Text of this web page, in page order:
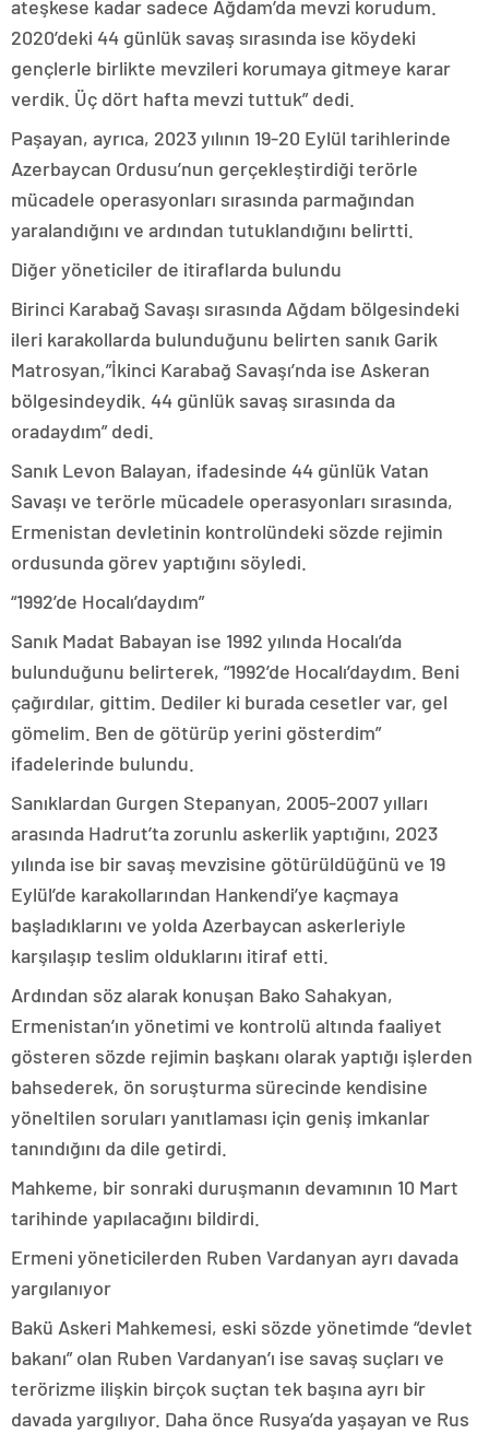
ateşkese kadar sadece Ağdam’da mevzi korudum.
2020’deki 44 günlük savaş sırasında ise köydeki
gençlerle birlikte mevzileri korumaya gitmeye karar
verdik. Üç dört hafta mevzi tuttuk” dedi.
Paşayan, ayrıca, 2023 yılının 19-20 Eylül tarihlerinde
Azerbaycan Ordusu’nun gerçekleştirdiği terörle
mücadele operasyonları sırasında parmağından
yaralandığını ve ardından tutuklandığını belirtti.
Diğer yöneticiler de itiraflarda bulundu
Birinci Karabağ Savaşı sırasında Ağdam bölgesindeki
ileri karakollarda bulunduğunu belirten sanık Garik
Matrosyan,”İkinci Karabağ Savaşı’nda ise Askeran
bölgesindeydik. 44 günlük savaş sırasında da
oradaydım” dedi.
Sanık Levon Balayan, ifadesinde 44 günlük Vatan
Savaşı ve terörle mücadele operasyonları sırasında,
Ermenistan devletinin kontrolündeki sözde rejimin
ordusunda görev yaptığını söyledi.
“1992’de Hocalı’daydım”
Sanık Madat Babayan ise 1992 yılında Hocalı’da
bulunduğunu belirterek, “1992’de Hocalı’daydım. Beni
çağırdılar, gittim. Dediler ki burada cesetler var, gel
gömelim. Ben de götürüp yerini gösterdim”
ifadelerinde bulundu.
Sanıklardan Gurgen Stepanyan, 2005-2007 yılları
arasında Hadrut’ta zorunlu askerlik yaptığını, 2023
yılında ise bir savaş mevzisine götürüldüğünü ve 19
Eylül’de karakollarından Hankendi’ye kaçmaya
başladıklarını ve yolda Azerbaycan askerleriyle
karşılaşıp teslim olduklarını itiraf etti.
Ardından söz alarak konuşan Bako Sahakyan,
Ermenistan’ın yönetimi ve kontrolü altında faaliyet
gösteren sözde rejimin başkanı olarak yaptığı işlerden
bahsederek, ön soruşturma sürecinde kendisine
yöneltilen soruları yanıtlaması için geniş imkanlar
tanındığını da dile getirdi.
Mahkeme, bir sonraki duruşmanın devamının 10 Mart
tarihinde yapılacağını bildirdi.
Ermeni yöneticilerden Ruben Vardanyan ayrı davada
yargılanıyor
Bakü Askeri Mahkemesi, eski sözde yönetimde “devlet
bakanı” olan Ruben Vardanyan’ı ise savaş suçları ve
terörizme ilişkin birçok suçtan tek başına ayrı bir
davada yargılıyor. Daha önce Rusya’da yaşayan ve Rus